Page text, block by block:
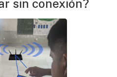
sin conexión?